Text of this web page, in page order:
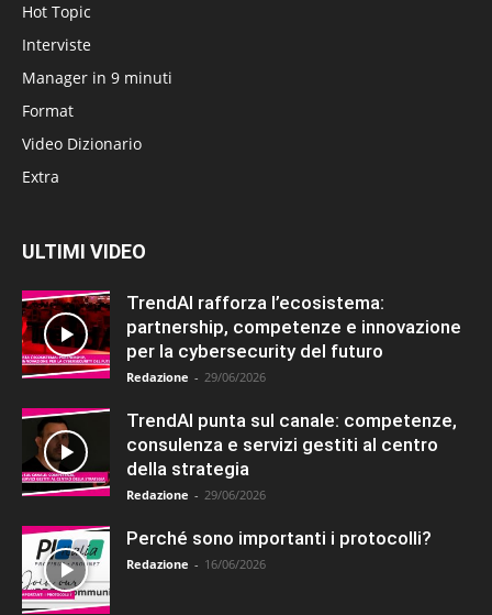
Hot Topic
Interviste
Manager in 9 minuti
Format
Video Dizionario
Extra
ULTIMI VIDEO
TrendAI rafforza l’ecosistema:
partnership, competenze e innovazione
per la cybersecurity del futuro
Redazione - 29/06/2026
TrendAI punta sul canale: competenze,
consulenza e servizi gestiti al centro
della strategia
Redazione - 29/06/2026
Perché sono importanti i protocolli?
Redazione - 16/06/2026